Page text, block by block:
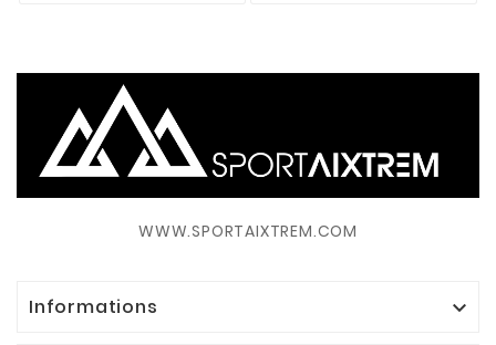
WWW.SPORTAIXTREM.COM
Informations 